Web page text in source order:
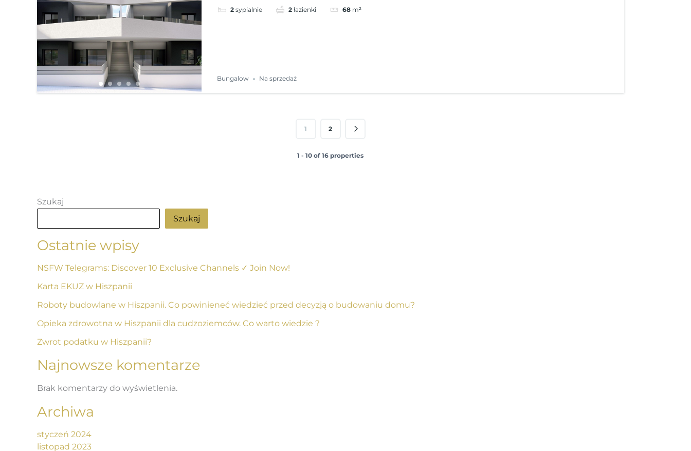
2 sypialnie 2 łazienki 68 m²
Bungalow Na sprzedaż
1 2
1 - 10 of 16 properties
Szukaj
Szukaj
Ostatnie wpisy
NSFW Telegrams: Discover 10 Exclusive Channels ✓ Join Now!
Karta EKUZ w Hiszpanii
Roboty budowlane w Hiszpanii. Co powinieneć wiedzieć przed decyzją o budowaniu domu?
Opieka zdrowotna w Hiszpanii dla cudzoziemców. Co warto wiedzie ?
Zwrot podatku w Hiszpanii?
Najnowsze komentarze
Brak komentarzy do wyświetlenia.
Archiwa
styczeń 2024
listopad 2023